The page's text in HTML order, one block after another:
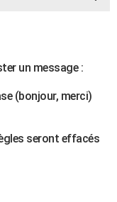
un message :
(bonjour, merci)
seront effacés